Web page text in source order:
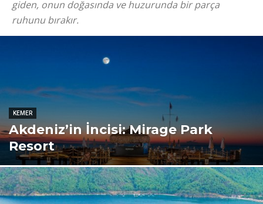
giden, onun doğasında ve huzurunda bir parça
ruhunu bırakır.
KEMER
Akdeniz’in İncisi: Mirage Park
Resort